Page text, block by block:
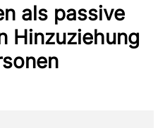
als passive
Hinzuziehung